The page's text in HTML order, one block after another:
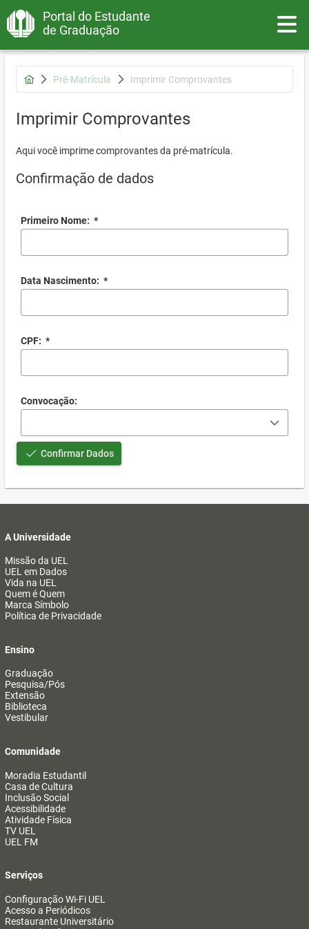
Portal do Estudante
de Graduação
Pré-Matrícula Imprimir Comprovantes
Imprimir Comprovantes
Aqui você imprime comprovantes da pré-matrícula.
Confirmação de dados
Primeiro Nome: *
Data Nascimento: *
CPF: *
Convocação:
Confirmar Dados
A Universidade
Missão da UEL
UEL em Dados
Vida na UEL
Quem é Quem
Marca Símbolo
Política de Privacidade
Ensino
Graduação
Pesquisa/Pós
Extensão
Biblioteca
Vestibular
Comunidade
Moradia Estudantil
Casa de Cultura
Inclusão Social
Acessibilidade
Atividade Física
TV UEL
UEL FM
Serviços
Configuração Wi-Fi UEL
Acesso a Periódicos
Restaurante Universitário